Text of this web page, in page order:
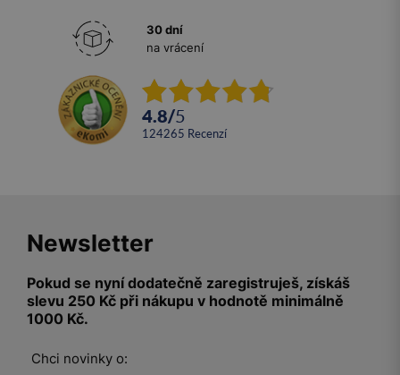
30 dní
na vrácení
4.8/5
124265 recenzí
Newsletter
Pokud se nyní dodatečně zaregistruješ, získáš
slevu 250 Kč při nákupu v hodnotě minimálně
1000 Kč.
Chci novinky o: